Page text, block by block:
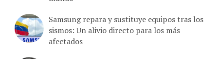
Samsung repara y sustituye equipos tras los
sismos: Un alivio directo para los más
afectados